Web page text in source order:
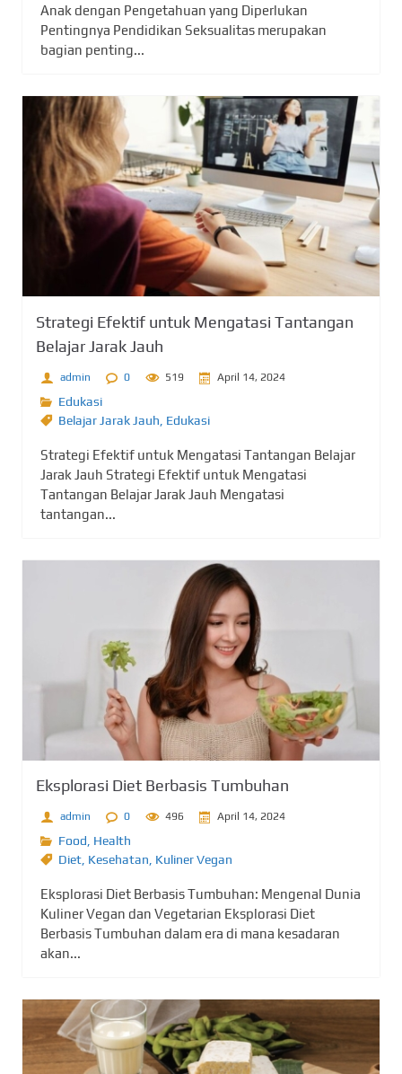
Anak dengan Pengetahuan yang Diperlukan
Pentingnya Pendidikan Seksualitas merupakan
bagian penting...
Strategi Efektif untuk Mengatasi Tantangan
Belajar Jarak Jauh
admin 0 519 April 14, 2024
Edukasi
Belajar Jarak Jauh Edukasi
Strategi Efektif untuk Mengatasi Tantangan Belajar
Jarak Jauh Strategi Efektif untuk Mengatasi
Tantangan Belajar Jarak Jauh Mengatasi
tantangan...
Eksplorasi Diet Berbasis Tumbuhan
admin 0 496 April 14, 2024
Food Health
Diet Kesehatan Kuliner Vegan
Eksplorasi Diet Berbasis Tumbuhan: Mengenal Dunia
Kuliner Vegan dan Vegetarian Eksplorasi Diet
Berbasis Tumbuhan dalam era di mana kesadaran
akan...